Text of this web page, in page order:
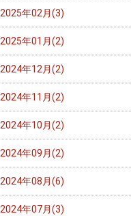
2025年02月(3)
2025年01月(2)
2024年12月(2)
2024年11月(2)
2024年10月(2)
2024年09月(2)
2024年08月(6)
2024年07月(3)